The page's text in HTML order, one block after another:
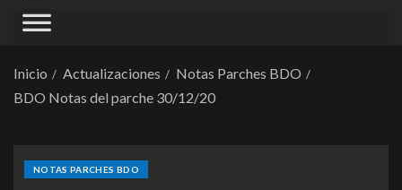
Inicio Actualizaciones
Notas Parches BDO
BDO Notas del parche 30/12/20
NOTAS PARCHES BDO